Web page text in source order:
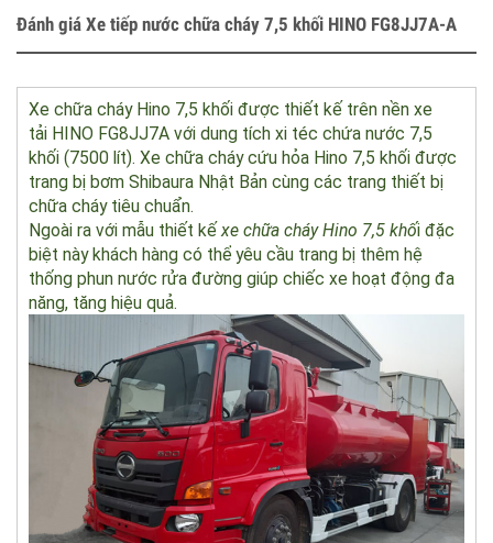
Đánh giá Xe tiếp nước chữa cháy 7,5 khối HINO FG8JJ7A-A
Xe chữa cháy Hino 7,5 khối được thiết kế trên nền xe
tải HINO FG8JJ7A với dung tích xi téc chứa nước 7,5
khối (7500 lít). Xe chữa cháy cứu hỏa Hino 7,5 khối được
trang bị bơm Shibaura Nhật Bản cùng các trang thiết bị
chữa cháy tiêu chuẩn.
Ngoài ra với mẫu thiết kếxe chữa cháy Hino 7,5 khố
biệt này khách hàng có thể yêu cầu trang bị thêm hệ
thống phun nước rửa đường giúp chiếc xe hoạt động đa
năng, tăng hiệu quả.